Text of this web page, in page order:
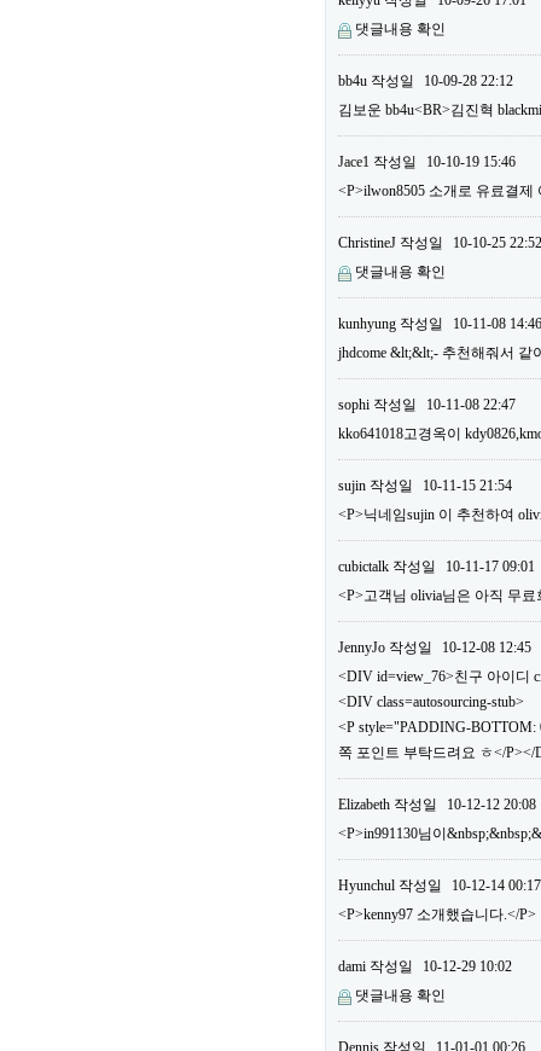
댓글내용 확인
bb4u 작성일
10-09-28 22:12
김보운 bb4u<BR>김진혁
Jace1 작성일
10-10-19 15:46
<P>ilwon8505 소개로 유료결
ChristineJ 작성일
10-10-25 22:52
댓글내용 확인
kunhyung 작성일
10-11-08 14:46
jhdcome &lt;&lt;- 추천해줘서
sophi 작성일
10-11-08 22:47
kko641018고경옥이
sujin 작성일
10-11-15 21:54
<P>닉네임sujin 이 추천하여
cubictalk 작성일
10-11-17 09:01
<P>고객님 olivia님은 아직 무
JennyJo 작성일
10-12-08 12:45
<DIV id=view_76>친구 아이디
<DIV class=autosourcing-stub>
<P style="PADDING-
쪽 포인트 부탁드려요 ㅎ</
Elizabeth 작성일
10-12-12 20:08
<P>in991130님이
Hyunchul 작성일
10-12-14 00:17
<P>kenny97 소개했습니다.</P>
dami 작성일
10-12-29 10:02
댓글내용 확인
Dennis 작성일
11-01-01 00:26